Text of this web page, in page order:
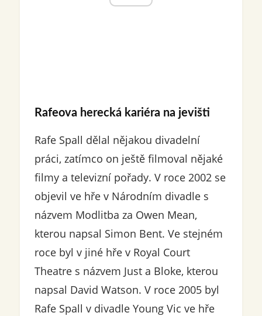
Rafeova herecká kariéra na jevišti
Rafe Spall dělal nějakou divadelní
práci, zatímco on ještě filmoval nějaké
filmy a televizní pořady. V roce 2002 se
objevil ve hře v Národním divadle s
názvem Modlitba za Owen Mean,
kterou napsal Simon Bent. Ve stejném
roce byl v jiné hře v Royal Court
Theatre s názvem Just a Bloke, kterou
napsal David Watson. V roce 2005 byl
Rafe Spall v divadle Young Vic ve hře